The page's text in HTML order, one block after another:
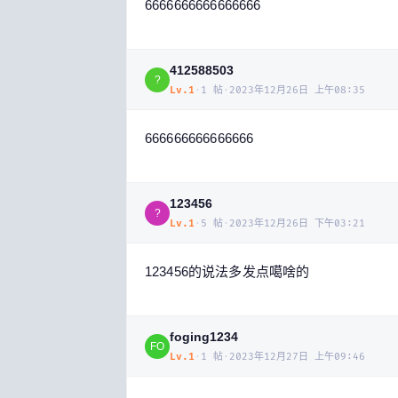
6666666666666666
?
412588503
Lv. 1 · 1 帖 · 2023年12月26日 上午08:35
666666666666666
?
123456
Lv. 1 · 5 帖 · 2023年12月26日 下午03:21
123456的说法多发点噶啥的
FO
foging1234
Lv. 1 · 1 帖 · 2023年12月27日 上午09:46